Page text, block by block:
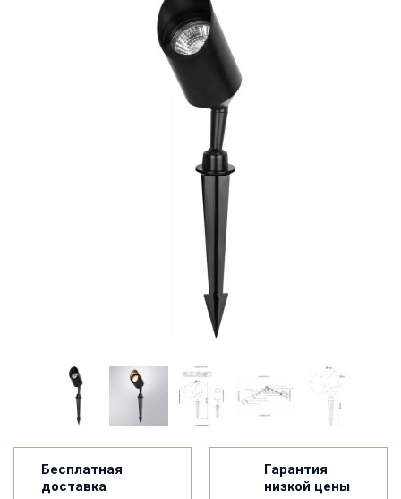
Бесплатная
доставка
Гарантия
низкой цены